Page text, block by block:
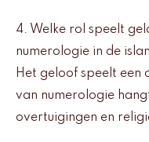
4. Welke rol speelt
numerologie in de
Het geloof speelt
van numerologie
overtuigingen en